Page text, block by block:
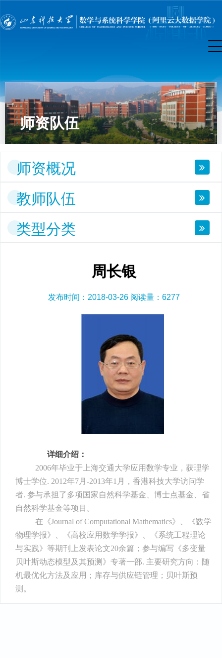
师资队伍
师资概况
教师队伍
类型分类
周长银
发布时间：2018-03-26 阅读量： 6277
详细介绍：
2006年毕业于上海交通大学应用数学专业，获理学
博士学位. 2012年7月 -2013年1 月，香港科技大学访问学
者. 参与承担了多项国家自然科学基金、博士点基金、省
自然科学基金等项目。
在《Journal of Computational Mathematics》、《数学
物理学报》、《高校应用数学学报》、《系统工程理论
与实践》等期刊上发表论文20余篇；参与编写《多变量
贝叶斯动态模型及其预测》专著一部. 主要研究方向：随
机最优化方法及应用；库存与供应链管理；贝叶斯预
测 。